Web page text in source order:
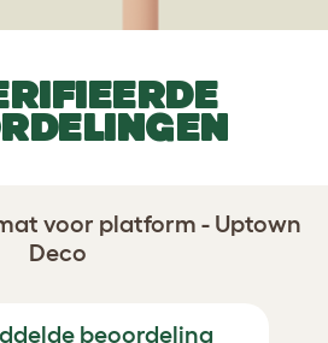
voor platform - Uptown
Deco
beoordeling